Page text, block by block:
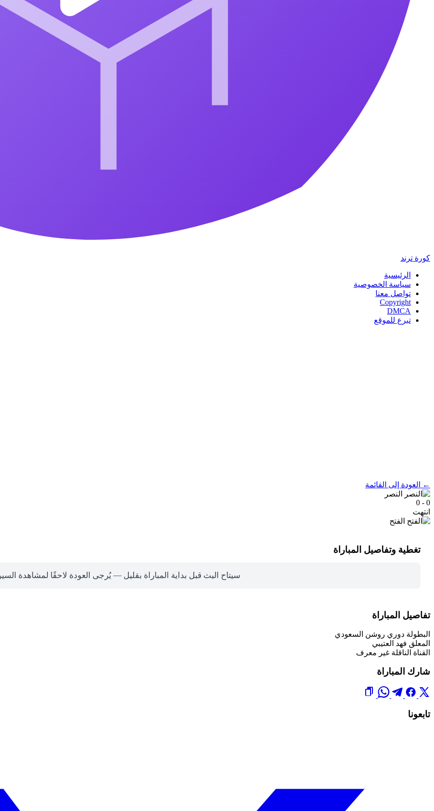
كورة ترند
الرئيسية
سياسة الخصوصية
تواصل معنا
Copyright
DMCA
تبرع للموقع
← العودة إلى القائمة
النصر
0 - 0
انتهت
الفتح
تغطية وتفاصيل المباراة
سيتاح البث قبل بداية المباراة بقليل — يُرجى العودة لاحقًا لمشاهدة
تفاصيل المباراة
البطولة دوري روشن السعودي
المعلق فهد العتيبي
القناة الناقلة غير معرف
شارك المباراة
تابعونا